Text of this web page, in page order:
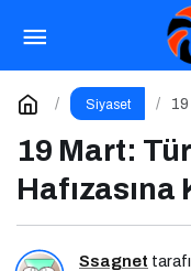
Siyaset
19 Mart:
Hafızasına
Ssagnet
19 Mart:
Sivil Darbe
Yorum Yap